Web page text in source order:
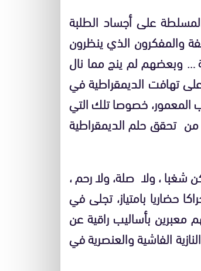
على أجساد الطلبة
والمفكرون الذي ينظرون
… وبعضهم لم ينج مما نال
تهافت الديمقراطية في
المعمور، خصوصا تلك التي
تحقق حلم الديمقراطية
شغبا ، ولا صلة، ولا رحم ،
حضاريا بامتياز، تجلى في
معبرين بأساليب راقية عن
الفاشية والعنصرية في